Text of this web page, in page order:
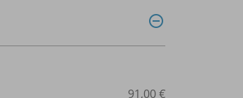
91,00 €